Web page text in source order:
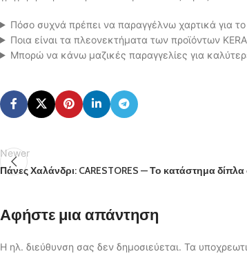
Πόσο συχνά πρέπει να παραγγέλνω χαρτικά για
Ποια είναι τα πλεονεκτήματα των προϊόντων
Μπορώ να κάνω μαζικές παραγγελίες για
Newer
Πάνες Χαλάνδρι: CARESTORES — Το κατάστημα
Αφήστε μια απάντηση
Η ηλ. διεύθυνση σας δεν δημοσιεύεται. Τα